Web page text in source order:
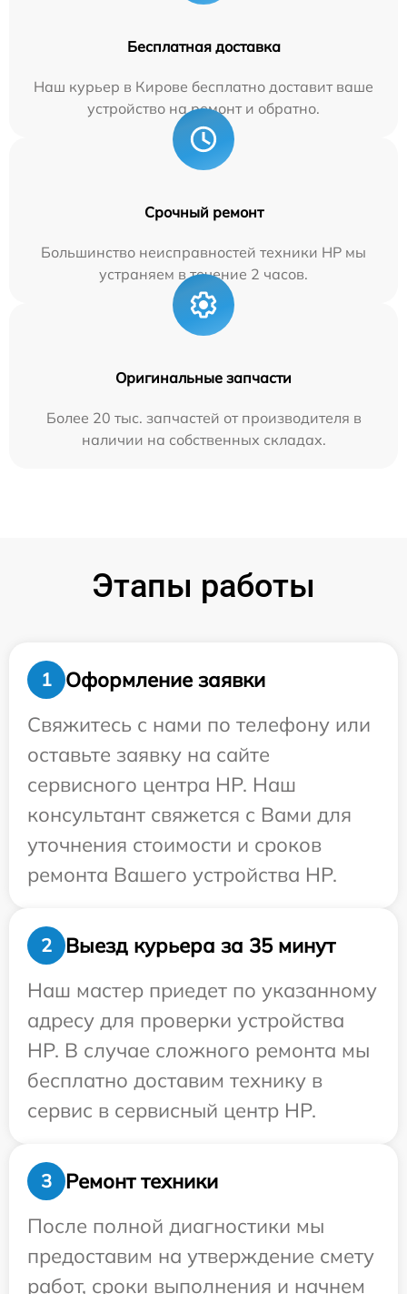
Бесплатная доставка
Наш курьер в Кирове бесплатно доставит ваше
устройство на ремонт и обратно.
Срочный ремонт
Большинство неисправностей техники HP мы
устраняем в течение 2 часов.
Оригинальные запчасти
Более 20 тыс. запчастей от производителя в
наличии на собственных складах.
Этапы работы
1
Оформление заявки
Свяжитесь с нами по телефону или
оставьте заявку на сайте
сервисного центра HP. Наш
консультант свяжется с Вами для
уточнения стоимости и сроков
ремонта Вашего устройства HP.
2
Выезд курьера за 35 минут
Наш мастер приедет по указанному
адресу для проверки устройства
HP. В случае сложного ремонта мы
бесплатно доставим технику в
сервис в сервисный центр HP.
3
Ремонт техники
После полной диагностики мы
предоставим на утверждение смету
работ, сроки выполнения и начнем